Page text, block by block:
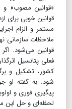
«قوانین مصوب» و
قوانین خوبی برای
مستمر و الزام
ملاحظات سازمانی
قوانین می‌شود.
فعلی پتانسیل
کشور، تشکیل و
شود. به گفته او
پیگیری فوری و
لحظه‌ای و حل این